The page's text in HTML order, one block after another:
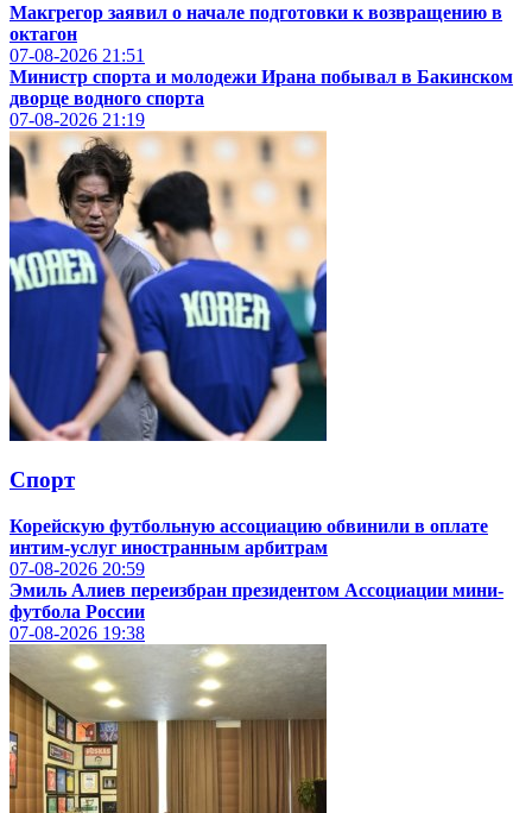
Макгрегор заявил о начале подготовки к возвращению в
октагон
07-08-2026 21:51
Министр спорта и молодежи Ирана побывал в Бакинском
дворце водного спорта
07-08-2026 21:19
Спорт
Корейскую футбольную ассоциацию обвинили в оплате
интим-услуг иностранным арбитрам
07-08-2026 20:59
Эмиль Алиев переизбран президентом Ассоциации мини-
футбола России
07-08-2026 19:38